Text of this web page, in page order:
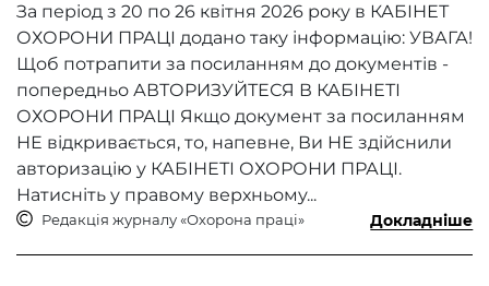
За період з 20 по 26 квітня 2026 року​ в КАБІНЕТ
ОХОРОНИ ПРАЦІ додано таку інформацію: УВАГА!
Щоб потрапити за посиланням до документів -
попередньо АВТОРИЗУЙТЕСЯ В КАБІНЕТІ
ОХОРОНИ ПРАЦІ Якщо документ за посиланням
НЕ відкривається, то, напевне, Ви НЕ здійснили
авторизацію у КАБІНЕТІ ОХОРОНИ ПРАЦІ.
Натисніть у правому верхньому...
Редакція журналу «Охорона праці» Докладніше